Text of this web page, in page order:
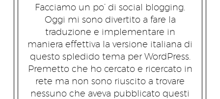
Facciamo un po’ di social blogging.
Oggi mi sono divertito a fare la
traduzione e implementare in
maniera effettiva la versione italiana di
questo spledido tema per WordPress.
Premetto che ho cercato e ricercato in
rete ma non sono riuscito a trovare
nessuno che aveva pubblicato questi